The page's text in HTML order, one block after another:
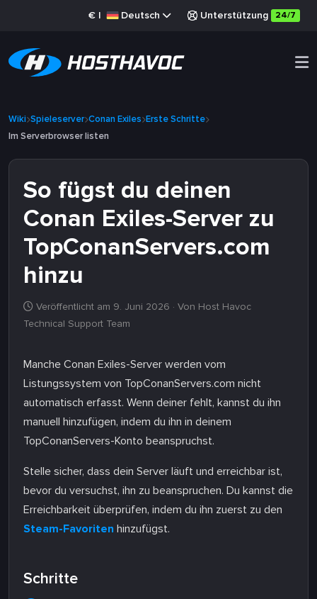
€ | Deutsch Unterstützung 24/7
Wiki Spieleserver Conan Exiles Erste Schritte
Im Serverbrowser listen
So fügst du deinen
Conan Exiles-Server zu
TopConanServers.com
hinzu
Veröffentlicht am 9. Juni 2026 · Von Host Havoc
Technical Support Team
Manche Conan Exiles-Server werden vom
Listungssystem von TopConanServers.com nicht
automatisch erfasst. Wenn deiner fehlt, kannst du ihn
manuell hinzufügen, indem du ihn in deinem
TopConanServers-Konto beanspruchst.
Stelle sicher, dass dein Server läuft und erreichbar ist,
bevor du versuchst, ihn zu beanspruchen. Du kannst die
Erreichbarkeit überprüfen, indem du ihn zuerst zu den
Steam-Favoriten hinzufügst.
Schritte